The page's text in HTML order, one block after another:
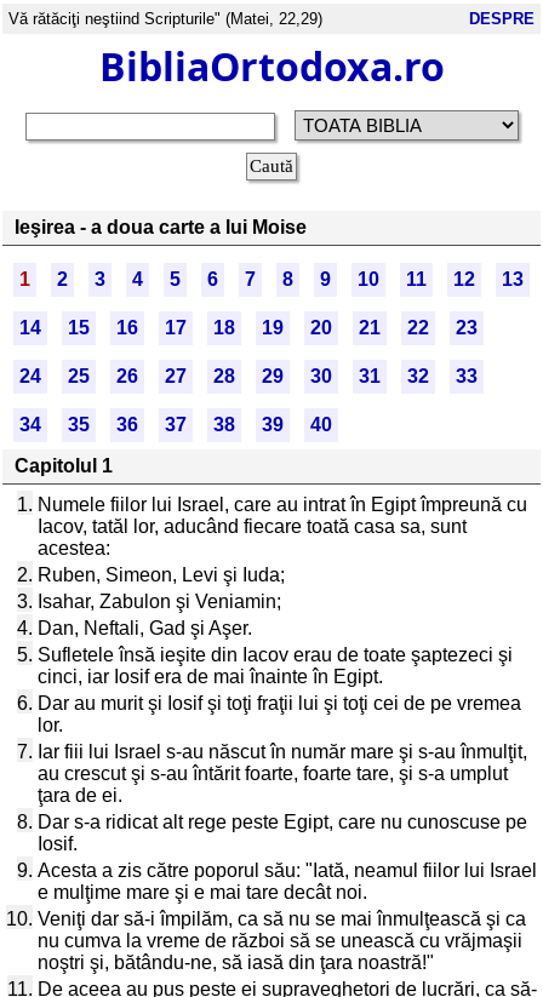
Vă rătăciţi neştiind Scripturile" (Matei, 22,29) DESPRE
BibliaOrtodoxa.ro
Ieşirea - a doua carte a lui Moise
1 2 3 4 5 6 7 8 9 10 11 12 13
14 15 16 17 18 19 20 21 22 23
24 25 26 27 28 29 30 31 32 33
34 35 36 37 38 39
40
Capitolul 1
1. Numele fiilor lui Israel, care au intrat în Egipt împreună cu
Iacov, tatăl lor, aducând fiecare toată casa sa, sunt
acestea:
2. Ruben, Simeon, Levi şi Iuda;
3. Isahar, Zabulon şi Veniamin;
4. Dan, Neftali, Gad şi Aşer.
5. Sufletele însă ieşite din Iacov erau de toate şaptezeci şi
cinci, iar Iosif era de mai înainte în Egipt.
6. Dar au murit şi Iosif şi toţi fraţii lui şi toţi cei de pe vremea
lor.
7. Iar fiii lui Israel s-au născut în număr mare şi s-au înmulţit,
au crescut şi s-au întărit foarte, foarte tare, şi s-a umplut
ţara de ei.
8. Dar s-a ridicat alt rege peste Egipt, care nu cunoscuse pe
Iosif.
9. Acesta a zis către poporul său: "Iată, neamul fiilor lui Israel
e mulţime mare şi e mai tare decât noi.
10. Veniţi dar să-i împilăm, ca să nu se mai înmulţească şi ca
nu cumva la vreme de război să se unească cu vrăjmaşii
noştri şi, bătându-ne, să iasă din ţara noastră!"
11. De aceea au pus peste ei supraveghetori de lucrări, ca să-